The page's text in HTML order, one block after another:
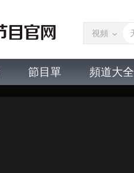
視頻
節目單 頻道大全